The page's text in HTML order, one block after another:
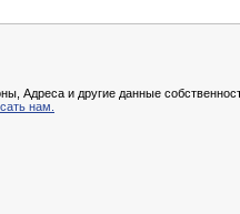
Адреса и другие данные
нам.